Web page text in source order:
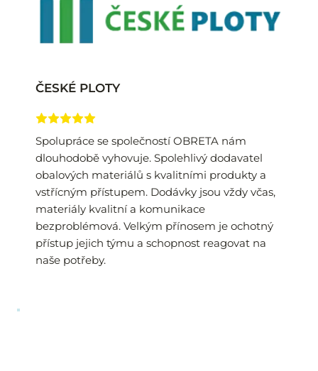
ČESKÉ PLOTY
Spolupráce se společností OBRETA nám
dlouhodobě vyhovuje. Spolehlivý dodavatel
obalových materiálů s kvalitními produkty a
vstřícným přístupem. Dodávky jsou vždy včas,
materiály kvalitní a komunikace
bezproblémová. Velkým přínosem je ochotný
přístup jejich týmu a schopnost reagovat na
naše potřeby.